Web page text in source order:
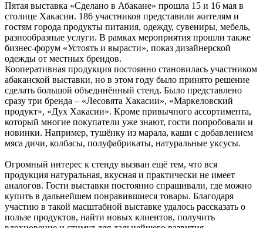
Пятая выставка «Сделано в Абакане» прошла 15 и 16 мая в
столице Хакасии. 186 участников представили жителям и
гостям города продукты питания, одежду, сувениры, мебель,
разнообразные услуги. В рамках мероприятия прошли также
бизнес-форум «Устоять и вырасти», показ дизайнерской
одежды от местных брендов.
Кооперативная продукция постоянно становилась участником
абаканской выставки, но в этом году было принято решение
сделать большой объединённый стенд. Было представлено
сразу три бренда – «Лесовята Хакасии», «Маркеловский
продукт», «Дух Хакасии». Кроме привычного ассортимента,
который многие покупатели уже знают, гости попробовали и
новинки. Например, тушёнку из марала, каши с добавлением
мяса дичи, колбасы, полуфабрикаты, натуральные уксусы.
Огромный интерес к стенду вызван ещё тем, что вся
продукция натуральная, вкусная и практически не имеет
аналогов. Гости выставки постоянно спрашивали, где можно
купить в дальнейшем понравившиеся товары. Благодаря
участию в такой масштабной выставке удалось рассказать о
пользе продуктов, найти новых клиентов, получить